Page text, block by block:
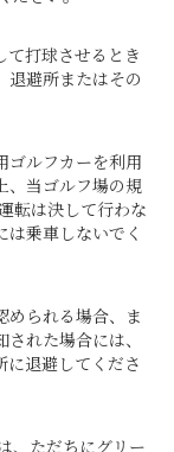
打球させるとき
退避所またはその
ルフカーを利用
、当ゴルフ場の規
転は決して行わな
乗車しないでく
られる場合、ま
れた場合には、
に退避してくださ
、ただちにグリー